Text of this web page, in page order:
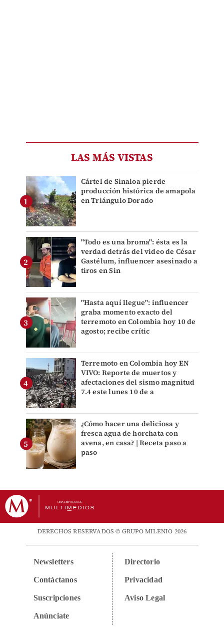
LAS MÁS VISTAS
Cártel de Sinaloa pierde
producción histórica de amapola
en Triángulo Dorado
"Todo es una broma": ésta es la
verdad detrás del video de César
Gastélum, influencer asesinado a
tiros en Sin
"Hasta aquí llegue": influencer
graba momento exacto del
terremoto en Colombia hoy 10 de
agosto; recibe crític
Terremoto en Colombia hoy EN
VIVO: Reporte de muertos y
afectaciones del sismo magnitud
7.4 este lunes 10 de a
¿Cómo hacer una deliciosa y
fresca agua de horchata con
avena, en casa? | Receta paso a
paso
DERECHOS RESERVADOS © GRUPO MILENIO 2026
Newsletters
Contáctanos
Suscripciones
Anúnciate
Directorio
Privacidad
Aviso Legal